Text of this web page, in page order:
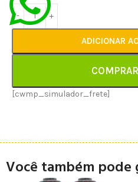
ADICIONAR
[cwmp_simulador_frete]
Você também pode